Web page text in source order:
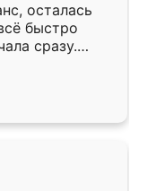
осталась
быстро
сразу.
подошёл к
Собрали
даже